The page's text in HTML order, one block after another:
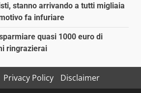
stanno arrivando a tutti migliaia
fa infuriare
quasi 1000 euro di
ringrazierai
Privacy Policy
Disclaimer